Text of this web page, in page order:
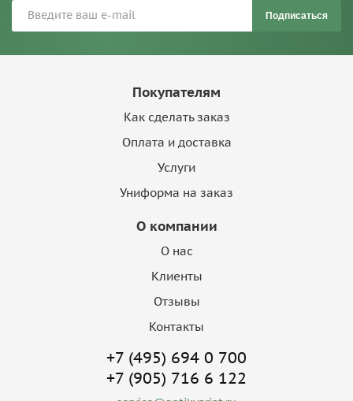
Подписаться
Покупателям
Как сделать заказ
Оплата и доставка
Услуги
Униформа на заказ
О компании
О нас
Клиенты
Отзывы
Контакты
+7 (495) 694 0 700
+7 (905) 716 6 122